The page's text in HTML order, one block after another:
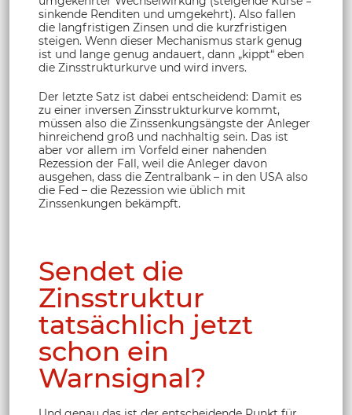
sinkende Renditen und umgekehrt). Also fallen
die langfristigen Zinsen und die kurzfristigen
steigen. Wenn dieser Mechanismus stark genug
ist und lange genug andauert, dann „kippt“ eben
die Zinsstrukturkurve und wird invers.
Der letzte Satz ist dabei entscheidend: Damit es
zu einer inversen Zinsstrukturkurve kommt,
müssen also die Zinssenkungsängste der Anleger
hinreichend groß und nachhaltig sein. Das ist
aber vor allem im Vorfeld einer nahenden
Rezession der Fall, weil die Anleger davon
ausgehen, dass die Zentralbank – in den USA also
die Fed – die Rezession wie üblich mit
Zinssenkungen bekämpft.
Sendet die
Zinsstruktur
tatsächlich jetzt
schon ein
Warnsignal?